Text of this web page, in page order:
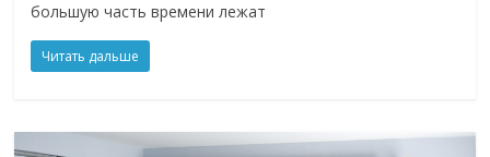
большую часть времени лежат
Читать дальше